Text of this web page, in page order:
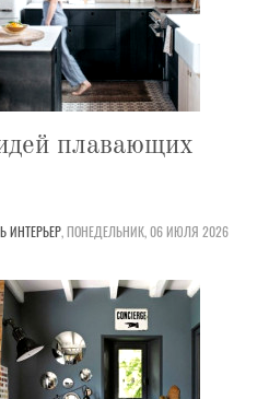
плавающих
ИНТЕРЬЕР,ПОНЕДЕЛЬНИК, 06 ИЮЛЯ 2026